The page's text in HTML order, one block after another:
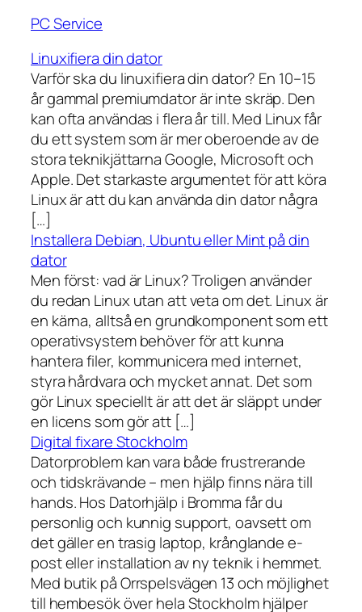
PC Service
Linuxifiera din dator
Varför ska du linuxifiera din dator? En 10–15
år gammal premiumdator är inte skräp. Den
kan ofta användas i flera år till. Med Linux får
du ett system som är mer oberoende av de
stora teknikjättarna Google, Microsoft och
Apple. Det starkaste argumentet för att köra
Linux är att du kan använda din dator några
[…]
Installera Debian, Ubuntu eller Mint på din
dator
Men först: vad är Linux? Troligen använder
du redan Linux utan att veta om det. Linux är
en kärna, alltså en grundkomponent som ett
operativsystem behöver för att kunna
hantera filer, kommunicera med internet,
styra hårdvara och mycket annat. Det som
gör Linux speciellt är att det är släppt under
en licens som gör att […]
Digital fixare Stockholm
Datorproblem kan vara både frustrerande
och tidskrävande – men hjälp finns nära till
hands. Hos Datorhjälp i Bromma får du
personlig och kunnig support, oavsett om
det gäller en trasig laptop, krånglande e-
post eller installation av ny teknik i hemmet.
Med butik på Orrspelsvägen 13 och möjlighet
till hembesök över hela Stockholm hjälper